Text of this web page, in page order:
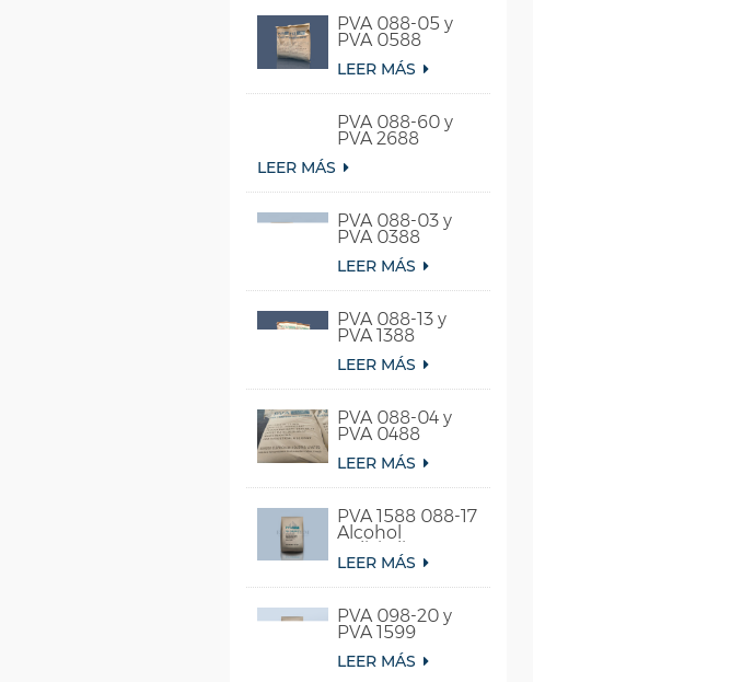
PVA 088-05 y
PVA 0588
LEER MÁS
PVA 088-60 y
PVA 2688
LEER MÁS
PVA 088-03 y
PVA 0388
LEER MÁS
PVA 088-13 y
PVA 1388
LEER MÁS
PVA 088-04 y
PVA 0488
LEER MÁS
PVA 1588 088-17
Alcohol
polivinílico
soluble en agua
LEER MÁS
PVA 098-20 y
PVA 1599
LEER MÁS